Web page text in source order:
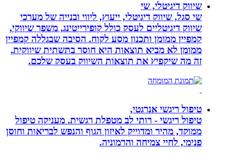
שיווק דיגיטלי, שי
שי סגל, שיווק דיגיטלי, ייעוץ, ליווי ובנייה של מערכי
שיווק דיגיטליים לעסק כולל קופירייטינג, משפך שיווקי,
קמפיין ממומן ותכנון מסע לקוח. הסיבה שבגללה קמפיין
ממומן לא מביא תוצאות היא חוסר בתשתית שיווקית,
זה מה שיקפיץ את תוצאות השיווק בעסק שלכם.
טיפול ריגשי אנרגטי,
טיפול ריגשי - רותי לב מטפלת רגשית. מעניקה טיפול
ממוקד, מהיר ומדוייק לאיזון הגוף והנפש לבריאות וחוסן
פנימי, לחיי צמיחה והרמוניה.